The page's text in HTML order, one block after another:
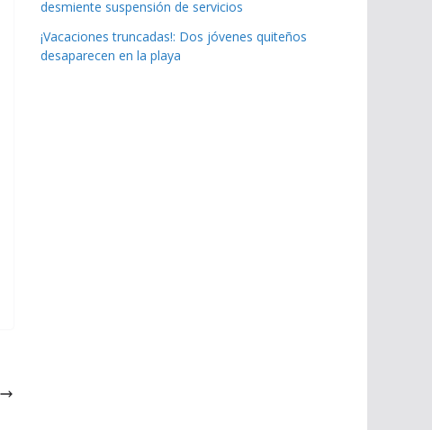
desmiente suspensión de servicios
¡Vacaciones truncadas!: Dos jóvenes quiteños
desaparecen en la playa